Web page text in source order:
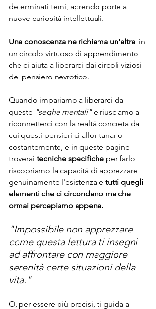
determinati temi, aprendo porte a
nuove curiosità intellettuali.
Una conoscenza ne richiama un'altra, in
un circolo virtuoso di apprendimento
che ci aiuta a liberarci dai circoli viziosi
del pensiero nevrotico.
Quando impariamo a liberarci da
queste "seghe mentali" e riusciamo a
riconnetterci con la realtà concreta da
cui questi pensieri ci allontanano
costantemente, e in queste pagine
troverai tecniche specifiche per farlo,
riscopriamo la capacità di apprezzare
genuinamente l'esistenza e tutti quegli
elementi che ci circondano ma che
ormai percepiamo appena.
"Impossibile non apprezzare
come questa lettura ti insegni
ad affrontare con maggiore
serenità certe situazioni della
vita."
O, per essere più precisi, ti guida a